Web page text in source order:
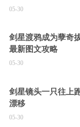
05-30
剑星渡鸦成为孽奇
最新图文攻略
05-30
剑星镜头一只往上
漂移
05-30